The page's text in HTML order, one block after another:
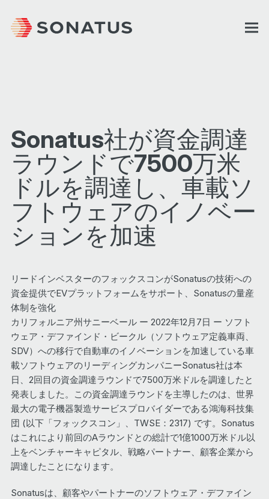
Sonatus社が資金調達
ラウンドで7500万米
ドルを調達し、車載ソ
フトウェアのイノベー
ションを加速
リードインベスターのフォックスコンがSonatusの技術への
資金提供でEVプラットフォームをサポート、Sonatusの量産
体制を強化
カリフォルニア州サニーベール ー 2022年12月7日 ー ソフト
ウェア・デファインド・ビークル（ソフトウェア定義車両、
SDV）への移行で自動車のイノベーションを加速している車
載ソフトウェアのリーディングカンパニーSonatus社は本
日、2回目の資金調達ラウンドで7500万米ドルを調達したと
発表しました。この資金調達ラウンドを主導したのは、世界
最大の電子機器製造サービスプロバイダーである鴻海科技集
団 (以下「フォックスコン」、TWSE：2317) です。Sonatus
はこれにより前回のAラウンドとの総計で1億1000万米ドル以
上をベンチャーキャピタル、戦略パートナー、顧客企業から
調達したことになります。
Sonatusは、顧客やパートナーのソフトウェア・デファイン